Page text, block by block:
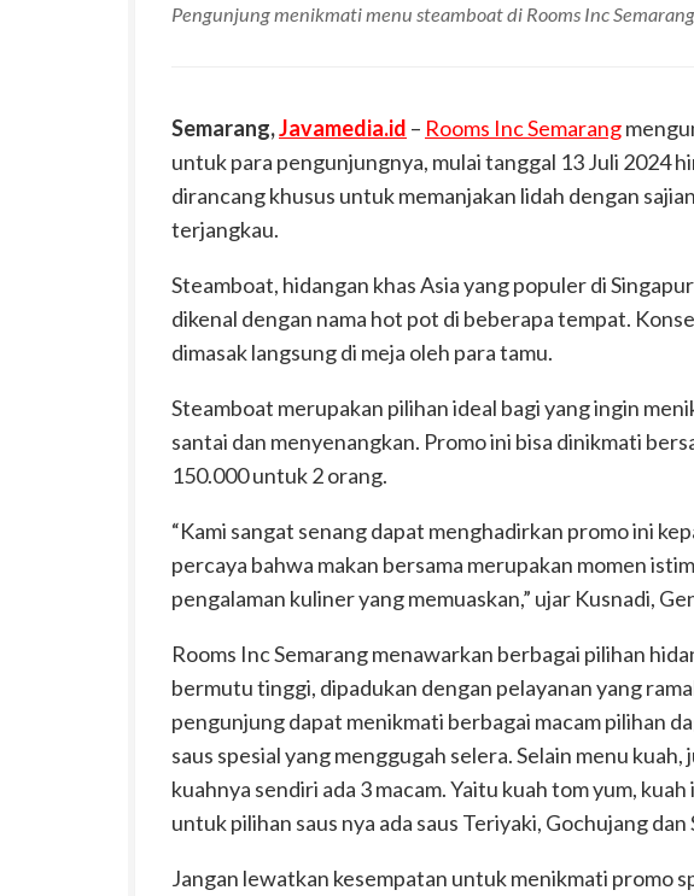
Pengunjung menikmati menu steamboat di Rooms Inc Semarang
Semarang,Javamedia.id – Rooms Inc Semarang
untuk para pengunjungnya, mulai tanggal 13 Juli 2024
dirancang khusus untuk memanjakan lidah dengan
terjangkau.
Steamboat, hidangan khas Asia yang populer di
dikenal dengan nama hot pot di beberapa tempat.
dimasak langsung di meja oleh para tamu.
Steamboat merupakan pilihan ideal bagi yang ingin
santai dan menyenangkan. Promo ini bisa dinikmati
150.000 untuk 2 orang.
“Kami sangat senang dapat menghadirkan promo ini
percaya bahwa makan bersama merupakan momen
pengalaman kuliner yang memuaskan,” ujar Kusnadi,
Rooms Inc Semarang menawarkan berbagai pilihan
bermutu tinggi, dipadukan dengan pelayanan yang
pengunjung dapat menikmati berbagai macam pilihan
saus spesial yang menggugah selera. Selain menu
kuahnya sendiri ada 3 macam. Yaitu kuah tom yum,
untuk pilihan saus nya ada saus Teriyaki, Gochujang dan
Jangan lewatkan kesempatan untuk menikmati promo